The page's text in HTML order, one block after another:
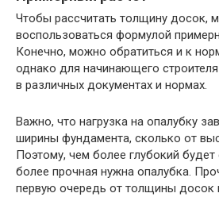
Чтобы рассчитать толщину досок,
воспользоваться формулой
Конечно, можно обратиться и к
однако для начинающего строителя
в различных документах и нормах.
Важно, что нагрузка на опалубку
ширины фундамента, сколько от
Поэтому, чем более глубокий
более прочная нужна опалубка.
первую очередь от толщины досок